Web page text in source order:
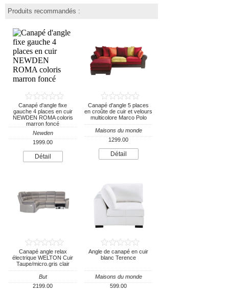
Produits recommandés :
Canapé d'angle fixe
gauche 4 places en cuir
NEWDEN ROMA coloris
marron foncé
Newden
1999.00
Détail
Canapé d'angle 5 places
en croûte de cuir et velours
multicolore Marco Polo
Maisons du monde
1299.00
Détail
Canapé angle relax
électrique WELTON Cuir
Taupe/micro.gris clair
But
2199.00
Angle de canapé en cuir
blanc Terence
Maisons du monde
599.00